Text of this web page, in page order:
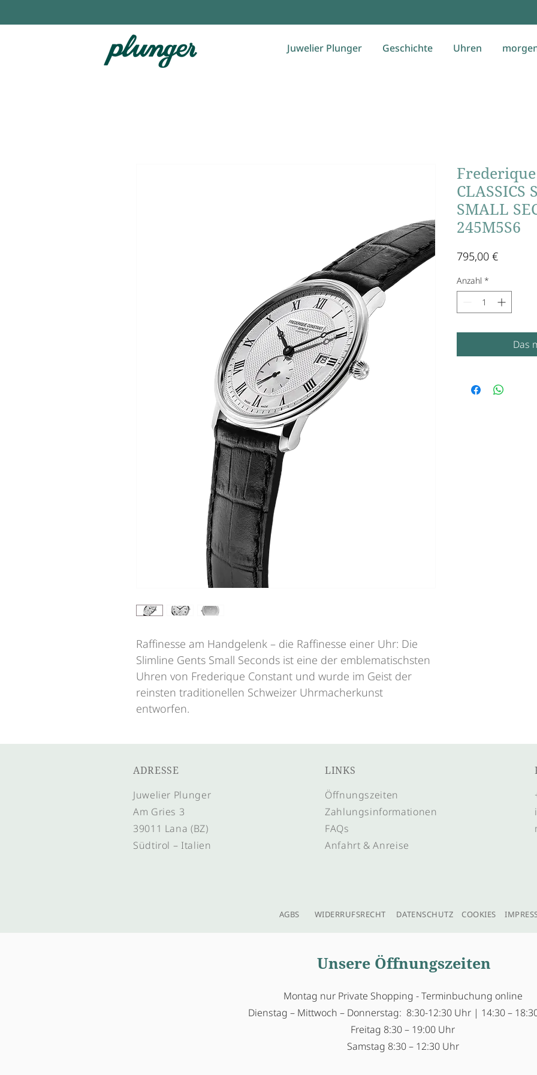
Juwelier Plunger Geschichte Uhren
Raffinesse am Handgelenk – die Raffinesse einer Uhr: Die
Slimline Gents Small Seconds ist eine der emblematischsten
Uhren von Frederique Constant und wurde im Geist der
reinsten traditionellen Schweizer Uhrmacherkunst
entworfen.
CLASSICS
SMALL
245M5S6
795,00 €Preis
Anzahl *
Das
ADRESSE
Juwelier Plunger
Am Gries 3
39011 Lana (BZ)
Südtirol – Italien
LINKS
Öffnungszeiten
Zahlungsinformationen
FAQs
Anfahrt & Anreise
AGBS WIDERRUFSRECHT DATENSCHUTZ COOKIES
Unsere Öffnungszeiten
Montag nur Private Shopping - Terminbuchung online
Dienstag – Mittwoch – Donnerstag: 8:30-12:30 Uhr | 14:30 –
Freitag 8:30 – 19:00 Uhr
Samstag 8:30 – 12:30 Uhr